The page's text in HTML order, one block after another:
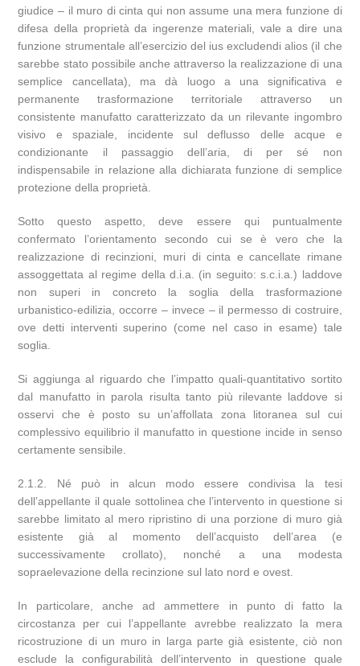
giudice – il muro di cinta qui non assume una mera funzione di
difesa della proprietà da ingerenze materiali, vale a dire una
funzione strumentale all’esercizio del ius excludendi alios (il che
sarebbe stato possibile anche attraverso la realizzazione di una
semplice cancellata), ma dà luogo a una significativa e
permanente trasformazione territoriale attraverso un
consistente manufatto caratterizzato da un rilevante ingombro
visivo e spaziale, incidente sul deflusso delle acque e
condizionante il passaggio dell’aria, di per sé non
indispensabile in relazione alla dichiarata funzione di semplice
protezione della proprietà.
Sotto questo aspetto, deve essere qui puntualmente
confermato l’orientamento secondo cui se è vero che la
realizzazione di recinzioni, muri di cinta e cancellate rimane
assoggettata al regime della d.i.a. (in seguito: s.c.i.a.) laddove
non superi in concreto la soglia della trasformazione
urbanistico-edilizia, occorre – invece – il permesso di costruire,
ove detti interventi superino (come nel caso in esame) tale
soglia.
Si aggiunga al riguardo che l’impatto quali-quantitativo sortito
dal manufatto in parola risulta tanto più rilevante laddove si
osservi che è posto su un’affollata zona litoranea sul cui
complessivo equilibrio il manufatto in questione incide in senso
certamente sensibile.
2.1.2. Né può in alcun modo essere condivisa la tesi
dell’appellante il quale sottolinea che l’intervento in questione si
sarebbe limitato al mero ripristino di una porzione di muro già
esistente già al momento dell’acquisto dell’area (e
successivamente crollato), nonché a una modesta
sopraelevazione della recinzione sul lato nord e ovest.
In particolare, anche ad ammettere in punto di fatto la
circostanza per cui l’appellante avrebbe realizzato la mera
ricostruzione di un muro in larga parte già esistente, ciò non
esclude la configurabilità dell’intervento in questione quale